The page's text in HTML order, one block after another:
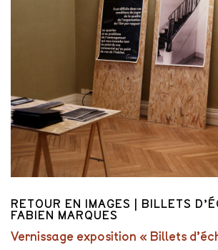
RETOUR EN IMAGES | BILLETS
FABIEN MARQUES
Vernissage exposition « Billets